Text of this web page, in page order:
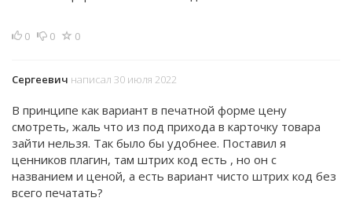
0 0 0
Сергеевич написал 30 июля 2022
В принципе как вариант в печатной форме цену
смотреть, жаль что из под прихода в карточку товара
зайти нельзя. Так было бы удобнее. Поставил я
ценников плагин, там штрих код есть , но он с
названием и ценой, а есть вариант чисто штрих код без
всего печатать?